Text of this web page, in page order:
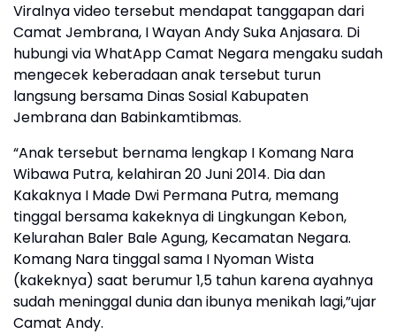
Viralnya video tersebut mendapat tanggapan dari
Camat Jembrana, I Wayan Andy Suka Anjasara. Di
hubungi via WhatApp Camat Negara mengaku sudah
mengecek keberadaan anak tersebut turun
langsung bersama Dinas Sosial Kabupaten
Jembrana dan Babinkamtibmas.
“Anak tersebut bernama lengkap I Komang Nara
Wibawa Putra, kelahiran 20 Juni 2014. Dia dan
Kakaknya I Made Dwi Permana Putra, memang
tinggal bersama kakeknya di Lingkungan Kebon,
Kelurahan Baler Bale Agung, Kecamatan Negara.
Komang Nara tinggal sama I Nyoman Wista
(kakeknya) saat berumur 1,5 tahun karena ayahnya
sudah meninggal dunia dan ibunya menikah lagi,”ujar
Camat Andy.